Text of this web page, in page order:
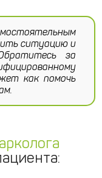
ситуацию и
за
как помочь